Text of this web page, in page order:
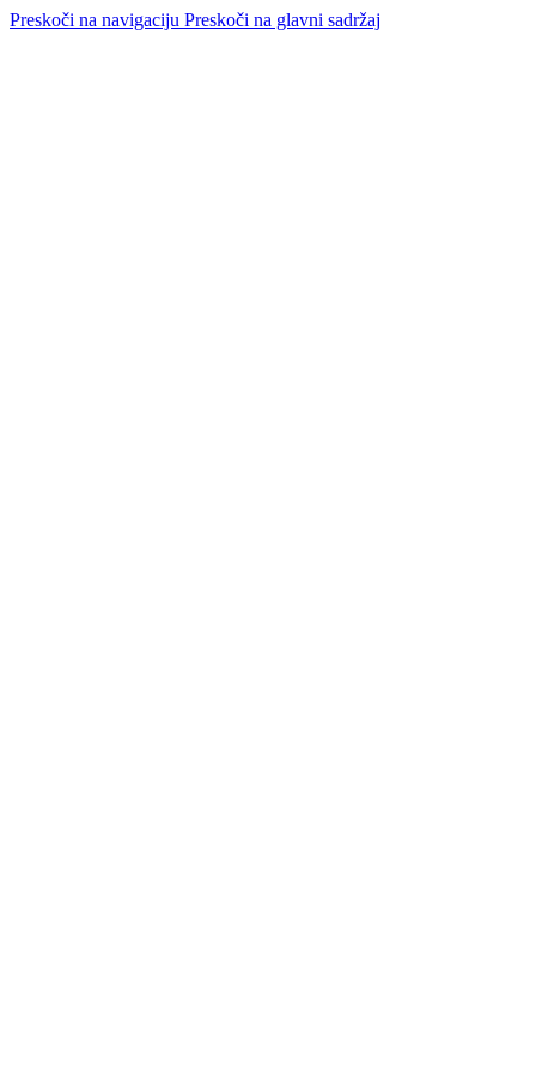
Preskoči na navigaciju Preskoči na glavni sadržaj